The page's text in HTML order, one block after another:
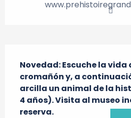
Novedad: Escuche la vida
cromañón y, a
arcilla un animal de la
4 años). Visita al museo
reserva.